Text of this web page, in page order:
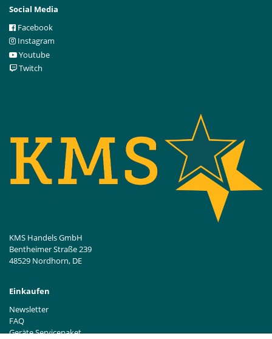
Social Media
Facebook
Instagram
Youtube
Twitch
KMS Handels GmbH
Bentheimer Straße 239
48529 Nordhorn, DE
Einkaufen
Newsletter
FAQ
Geräte Servicepaket